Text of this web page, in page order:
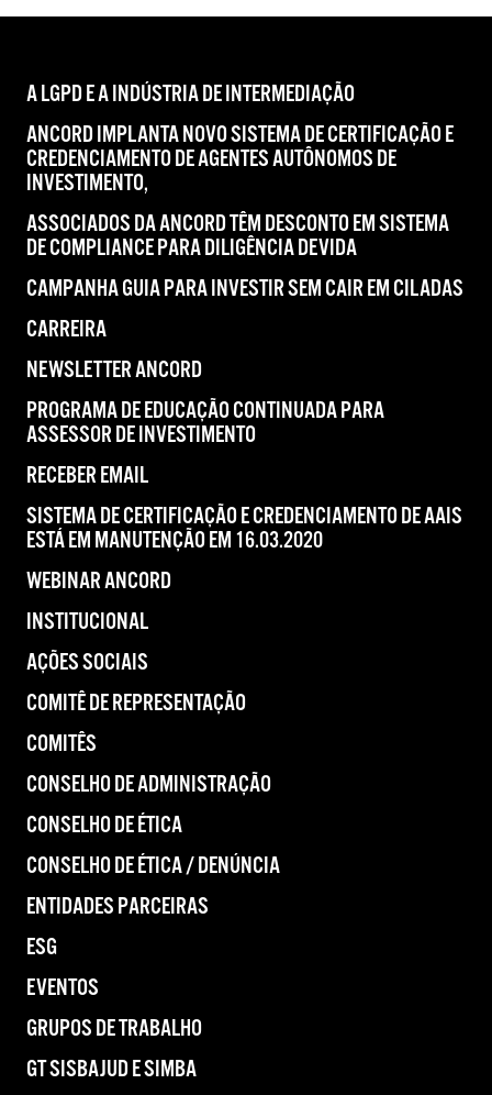
A LGPD E A INDÚSTRIA DE INTERMEDIAÇÃO
ANCORD IMPLANTA NOVO SISTEMA DE CERTIFICAÇÃO E
CREDENCIAMENTO DE AGENTES AUTÔNOMOS DE
INVESTIMENTO,
ASSOCIADOS DA ANCORD TÊM DESCONTO EM SISTEMA
DE COMPLIANCE PARA DILIGÊNCIA DEVIDA
CAMPANHA GUIA PARA INVESTIR SEM CAIR EM CILADAS
CARREIRA
NEWSLETTER ANCORD
PROGRAMA DE EDUCAÇÃO CONTINUADA PARA
ASSESSOR DE INVESTIMENTO
RECEBER EMAIL
SISTEMA DE CERTIFICAÇÃO E CREDENCIAMENTO DE AAIS
ESTÁ EM MANUTENÇÃO EM 16.03.2020
WEBINAR ANCORD
INSTITUCIONAL
AÇÕES SOCIAIS
COMITÊ DE REPRESENTAÇÃO
COMITÊS
CONSELHO DE ADMINISTRAÇÃO
CONSELHO DE ÉTICA
CONSELHO DE ÉTICA / DENÚNCIA
ENTIDADES PARCEIRAS
ESG
EVENTOS
GRUPOS DE TRABALHO
GT SISBAJUD E SIMBA